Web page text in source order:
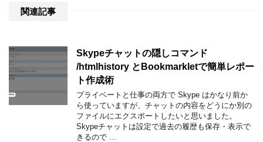
関連記事
Skypeチャットの隠しコマンド
/htmlhistory とBookmarkletで簡単レポー
ト作成術
プライベートと仕事の両方で Skype はかなり前か
ら使っていますが、チャットの内容をどうにか別の
ファイルにエクスポートしたいと思いました。
Skypeチャットは設定で過去の履歴も保存・表示で
きるので …